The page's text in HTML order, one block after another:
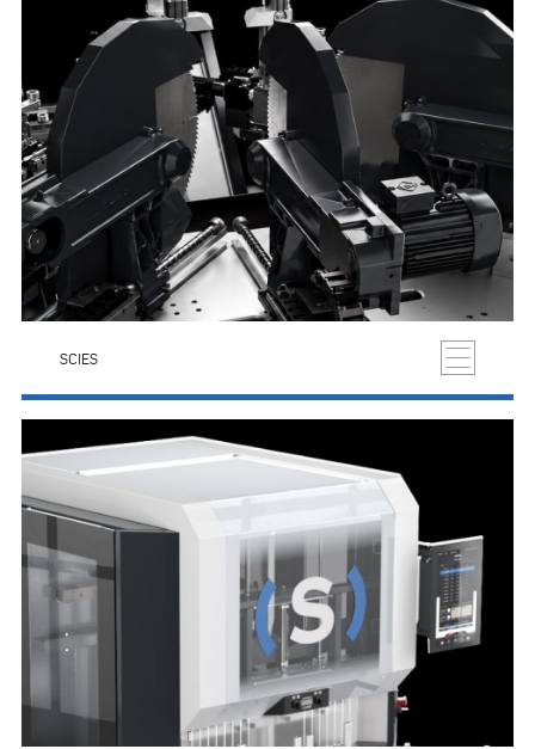
SCIES